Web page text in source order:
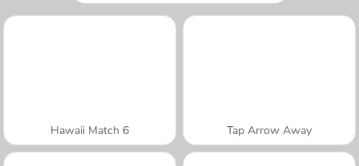
Hawaii Match 6 Tap Arrow Away